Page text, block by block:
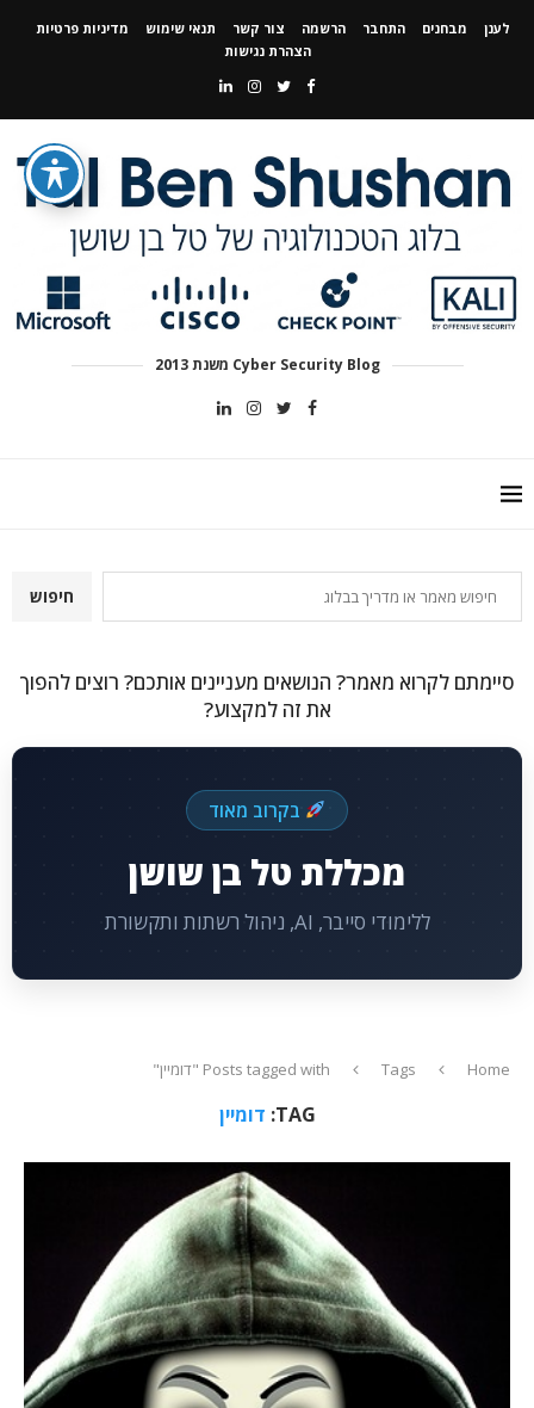
לענן מבחנים התחבר הרשמה צור קשר תנאי שימוש
מדיניות פרטיות
הצהרת נגישות
Cyber Security Blog משנת 2013
חיפוש
סיימתם לקרוא מאמר? הנושאים מעניינים אותכם? רוצים להפוך
את זה למקצוע?
בקרוב מאוד
מכללת טל בן שושן
ללימודי סייבר, AI, ניהול רשתות ותקשורת
Home
Tags Posts tagged with "דומיין"
TAG: דומיין